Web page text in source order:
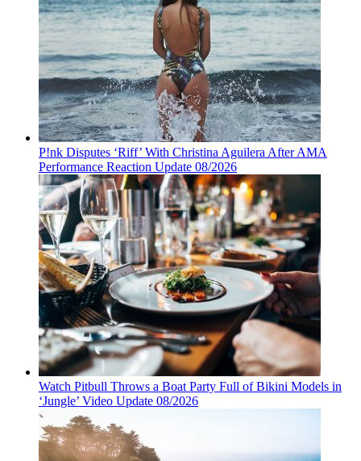
P!nk Disputes ‘Riff’ With Christina Aguilera After AMA
Performance Reaction Update 08/2026
Watch Pitbull Throws a Boat Party Full of Bikini Models in
‘Jungle’ Video Update 08/2026